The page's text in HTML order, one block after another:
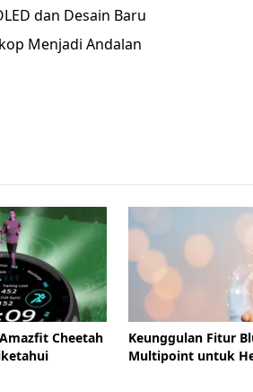
dan Desain Baru
Menjadi Andalan
Cheetah
Keunggulan Fitur
Multipoint untuk